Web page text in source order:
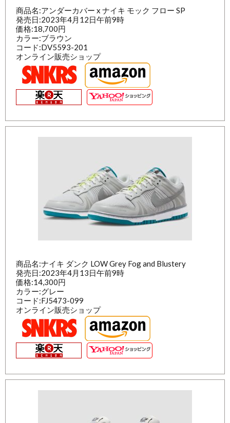
商品名:アンダーカバー x ナイキ モック フロー SP
発売日:2023年4月12日午前9時
価格:18,700円
カラー:ブラウン
コード:DV5593-201
オンライン販売ショップ
商品名:ナイキ ダンク LOW Grey Fog and Blustery
発売日:2023年4月13日午前9時
価格:14,300円
カラー:グレー
コード:FJ5473-099
オンライン販売ショップ